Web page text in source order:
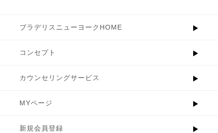
ブラデリスニューヨークHOME
コンセプト
カウンセリングサービス
MYページ
新規会員登録